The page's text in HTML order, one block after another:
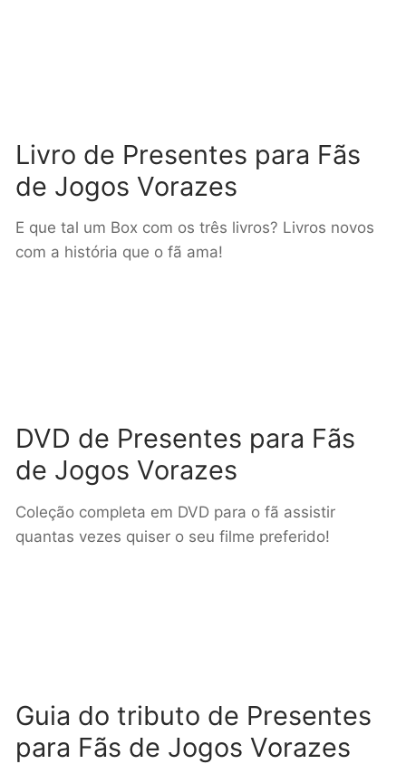
Livro de Presentes para Fãs
de Jogos Vorazes
E que tal um Box com os três livros? Livros novos
com a história que o fã ama!
DVD de Presentes para Fãs
de Jogos Vorazes
Coleção completa em DVD para o fã assistir
quantas vezes quiser o seu filme preferido!
Guia do tributo de Presentes
para Fãs de Jogos Vorazes